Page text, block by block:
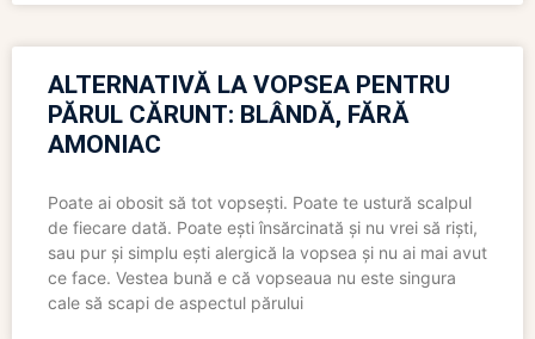
ALTERNATIVĂ LA VOPSEA PENTRU
PĂRUL CĂRUNT: BLÂNDĂ, FĂRĂ
AMONIAC
Poate ai obosit să tot vopsești. Poate te ustură scalpul
de fiecare dată. Poate ești însărcinată și nu vrei să riști,
sau pur și simplu ești alergică la vopsea și nu ai mai avut
ce face. Vestea bună e că vopseaua nu este singura
cale să scapi de aspectul părului